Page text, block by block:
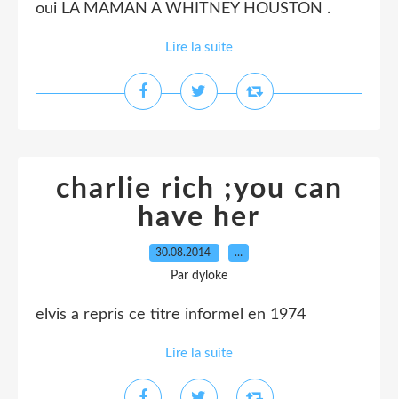
oui LA MAMAN A WHITNEY HOUSTON .
Lire la suite
charlie rich ;you can
have her
30.08.2014 …
Par dyloke
elvis a repris ce titre informel en 1974
Lire la suite